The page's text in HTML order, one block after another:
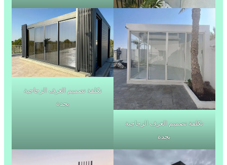
تكلفة تصميم الغرف الزجاجية
بجدة
تكلفة تصميم الغرف الزجاجية
بجدة